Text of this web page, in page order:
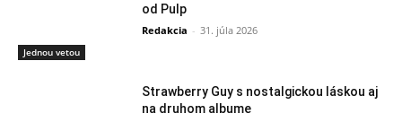
Jednou vetou
od Pulp
Redakcia - 31. júla 2026
Strawberry Guy s nostalgickou láskou aj
na druhom albume